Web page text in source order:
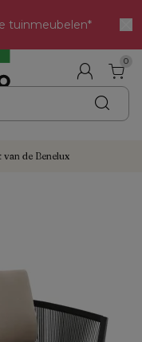
tuinmeubelen*
0
de Benelux